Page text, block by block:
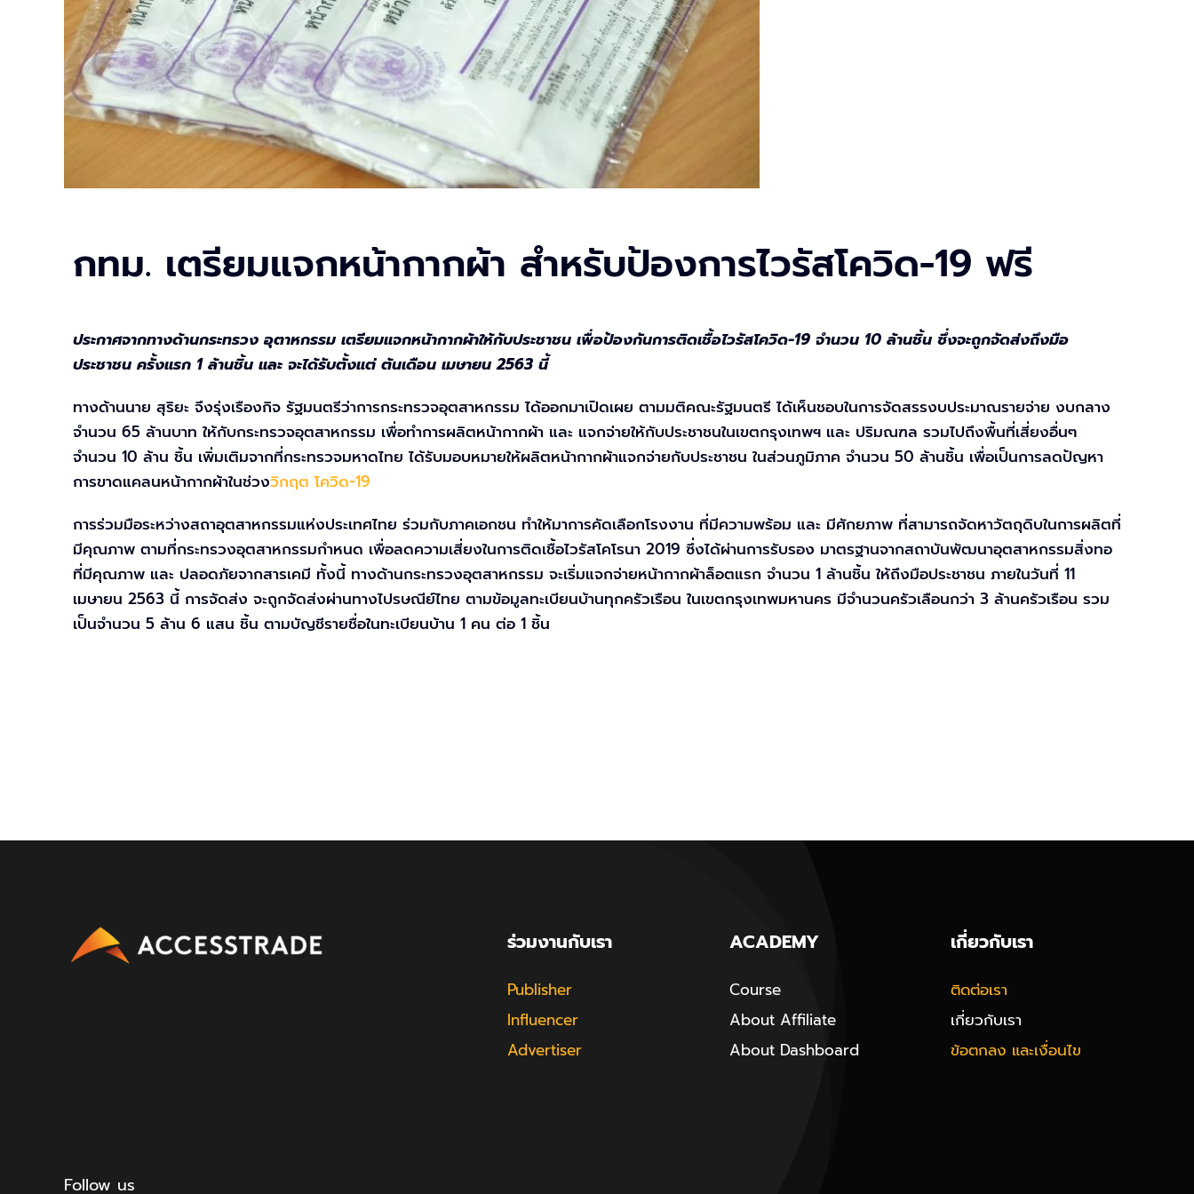
กทม. เตรียมแจกหน้ากากผ้า สำหรับป้องการไวรัสโควิด-19 ฟรี
ประกาศจากทางด้านกระทรวง อุตาหกรรม เตรียมแจกหน้ากากผ้าให้กับประชาชน เพื่อป้องกันการติดเชื้อไวรัสโควิด-19 จำนวน 10 ล้านชิ้น ซึ่งจะถูกจัดส่งถึงมือ
ประชาชน ครั้งแรก 1 ล้านชิ้น และ จะได้รับตั้งแต่ ต้นเดือน เมษายน 2563 นี้
ทางด้านนาย สุริยะ จึงรุ่งเรืองกิจ รัฐมนตรีว่าการกระทรวจอุตสาหกรรม ได้ออกมาเปิดเผย ตามมติคณะรัฐมนตรี ได้เห็นชอบในการจัดสรรงบประมาณรายจ่าย งบกลาง
จำนวน 65 ล้านบาท ให้กับกระทรวจอุตสาหกรรม เพื่อทำการผลิตหน้ากากผ้า และ แจกจ่ายให้กับประชาชนในเขตกรุงเทพฯ และ ปริมณฑล รวมไปถึงพื้นที่เสี่ยงอื่นๆ
จำนวน 10 ล้าน ชิ้น เพิ่มเติมจากที่กระทรวจมหาดไทย ได้รับมอบหมายให้ผลิตหน้ากากผ้าแจกจ่ายกับประชาชน ในส่วนภูมิภาค จำนวน 50 ล้านชิ้น เพื่อเป็นการลดปัญหา
การขาดแคลนหน้ากากผ้าในช่วงวิกฤต โควิด-19
การร่วมมือระหว่างสถาอุตสาหกรรมแห่งประเทศไทย ร่วมกับภาคเอกชน ทำให้มาการคัดเลือกโรงงาน ที่มีความพร้อม และ มีศักยภาพ ที่สามารถจัดหาวัตถุดิบในการผลิตที่
มีคุณภาพ ตามที่กระทรวงอุตสาหกรรมกำหนด เพื่อลดความเสี่ยงในการติดเชื้อไวรัสโคโรนา 2019 ซึ่งได้ผ่านการรับรอง มาตรฐานจากสถาบันพัฒนาอุตสาหกรรมสิ่งทอ
ที่มีคุณภาพ และ ปลอดภัยจากสารเคมี ทั้งนี้ ทางด้านกระทรวงอุตสาหกรรม จะเริ่มแจกจ่ายหน้ากากผ้าล็อตแรก จำนวน 1 ล้านชิ้น ให้ถึงมือประชาชน ภายในวันที่ 11
เมษายน 2563 นี้ การจัดส่ง จะถูกจัดส่งผ่านทางไปรษณีย์ไทย ตามข้อมูลทะเบียนบ้านทุกครัวเรือน ในเขตกรุงเทพมหานคร มีจำนวนครัวเลือนกว่า 3 ล้านครัวเรือน รวม
เป็นจำนวน 5 ล้าน 6 แสน ชิ้น ตามบัญชีรายชื่อในทะเบียนบ้าน 1 คน ต่อ 1 ชิ้น
Follow us
ร่วมงานกับเรา
Publisher
Influencer
Advertiser
ACADEMY
Course
About Affiliate
About Dashboard
เกี่ยวกับเรา
ติดต่อเรา
เกี่ยวกับเรา
ข้อตกลง และเงื่อนไข